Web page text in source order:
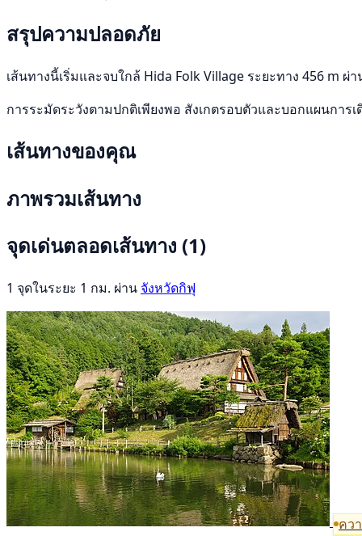
สรุปความปลอดภัย
เส้นทางนี้เริ่มและจบใกล้ Hida Folk Village ระยะทาง 456 m
การระมัดระวังตามปกติเพียงพอ สังเกตรอบตัวและบอกแผนการ
เส้นทางของคุณ
ภาพรวมเส้นทาง
จุดเด่นตลอดเส้นทาง (1)
1 จุดในระยะ 1 กม. ผ่าน จังหวัดกิฟุ
คว